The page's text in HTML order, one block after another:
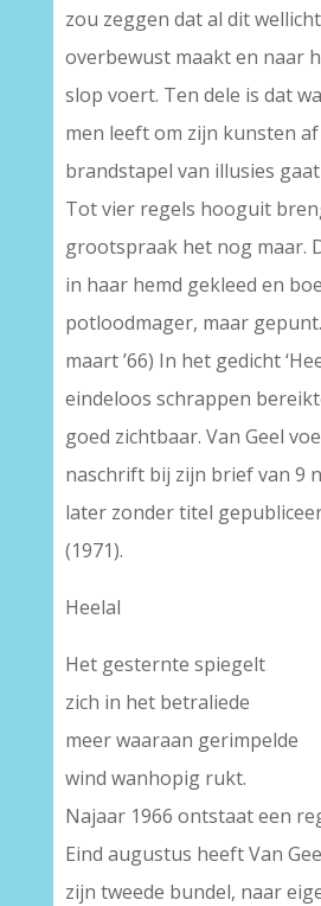
zou zeggen dat al dit
overbewust maakt en naar
slop voert. Ten dele is dat
men leeft om zijn kunsten af
brandstapel van illusies
Tot vier regels hooguit
grootspraak het nog maar.
in haar hemd gekleed en
potloodmager, maar
maart ’66) In het gedicht
eindeloos schrappen
goed zichtbaar. Van Geel
naschrift bij zijn brief van 9
later zonder titel
(1971).
Heelal
Het gesternte spiegelt
zich in het betraliede
meer waaraan gerimpelde
wind wanhopig rukt.
Najaar 1966 ontstaat een
Eind augustus heeft Van
zijn tweede bundel, naar